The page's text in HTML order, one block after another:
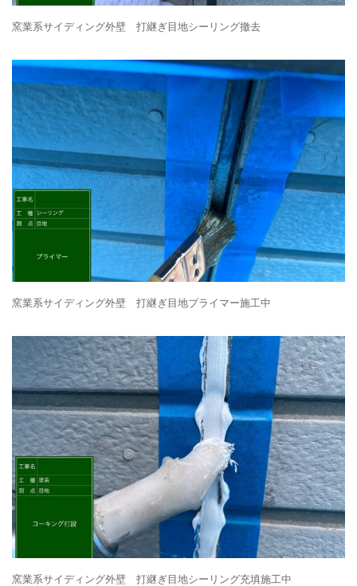
窯業系サイディング外壁 打継ぎ目地シーリング撤去
窯業系サイディング外壁 打継ぎ目地プライマー施工中
窯業系サイディング外壁 打継ぎ目地シーリング充填施工中